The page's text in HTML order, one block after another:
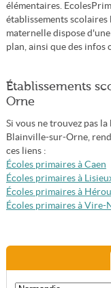
élémentaires.
établissements
maternelle dispose
plan, ainsi que des infos
Établissements
Orne
Si vous ne trouvez pas
Blainville-sur-Orne,
ces liens :
Écoles primaires à Caen
Écoles primaires à
Écoles primaires à
Écoles primaires à Vire-